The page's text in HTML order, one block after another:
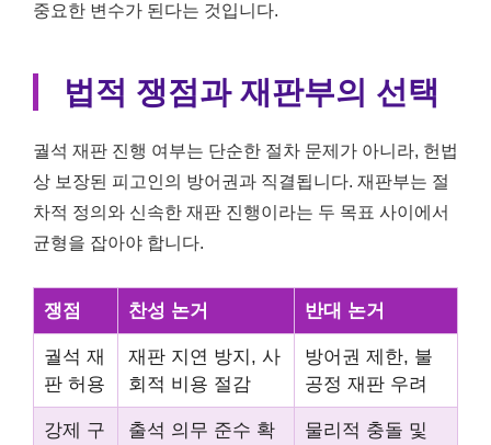
중요한 변수가 된다는 것입니다.
법적 쟁점과 재판부의 선택
궐석 재판 진행 여부는 단순한 절차 문제가 아니라, 헌법
상 보장된 피고인의 방어권과 직결됩니다. 재판부는 절
차적 정의와 신속한 재판 진행이라는 두 목표 사이에서
균형을 잡아야 합니다.
쟁점 찬성 논거 반대 논거
궐석 재
판 허용
재판 지연 방지, 사
회적 비용 절감
방어권 제한, 불
공정 재판 우려
강제 구
출석 의무 준수 확
물리적 충돌 및